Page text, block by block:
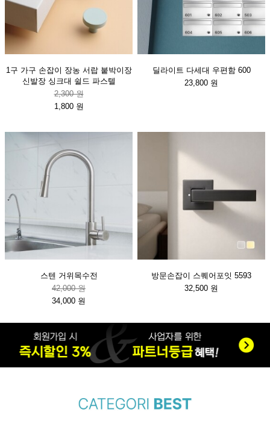
1구 가구 손잡이 장농 서랍 붙박이장
신발장 싱크대 쉴드 파스텔
2,300 원
1,800 원
딜라이트 다세대 우편함 600
23,800 원
스텐 거위목수전
42,000 원
34,000 원
방문손잡이 스퀘어포잇 5593
32,500 원